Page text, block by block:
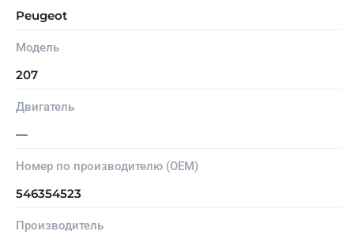
Peugeot
Модель
207
Двигатель
—
Номер по производителю (OEM)
546354523
Производитель